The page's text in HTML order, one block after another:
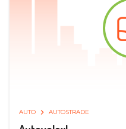
AUTO AUTOSTRADE